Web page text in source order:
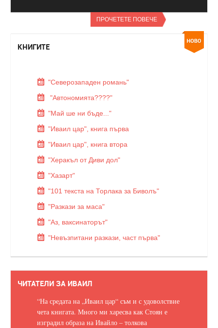
ПРОЧЕТЕТЕ ПОВЕЧЕ
КНИГИТЕ
"Северозападен романь"
"Автономията????"
"Май ше ни бъде..."
"Иваил цар", книга първа
"Иваил цар", книга втора
"Херакъл от Диви дол"
"Хазарт"
"101 текста на Торлака за Биволъ"
"Разкази за маса"
"Аз, ваксинаторът"
"Невъзпитани разкази, част първа"
ЧИТАТЕЛИ ЗА ИВАИЛ
“На средата на „Иваил цар“ съм и с удоволствие
чета книгата. Много ми харесва как Стоян е
изградил образа на Ивайло – толкова